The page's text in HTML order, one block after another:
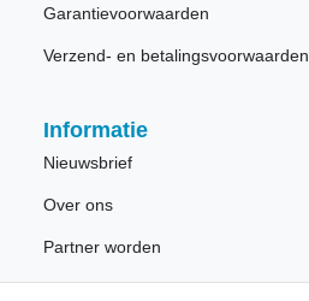
Garantievoorwaarden
Verzend- en betalingsvoorwaarden
Informatie
Nieuwsbrief
Over ons
Partner worden